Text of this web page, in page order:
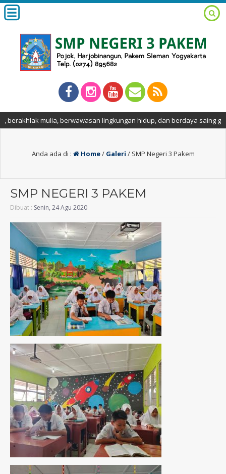
mulia, berwawasan lingkungan hidup, dan berdaya saing global.
Anda ada di : Home/ Galeri / SMP Negeri 3 Pakem
SMP NEGERI 3 PAKEM
Dibuat : Senin, 24 Agu 2020